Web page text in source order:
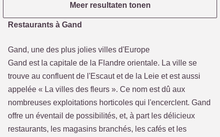
Meer resultaten tonen
Restaurants à Gand
Gand, une des plus jolies villes d'Europe
Gand est la capitale de la Flandre orientale. La ville se
trouve au confluent de l'Escaut et de la Leie et est aussi
appelée « La villes des fleurs ». Ce nom est dû aux
nombreuses exploitations horticoles qui l'encerclent. Gand
offre un éventail de possibilités, et, à part les délicieux
restaurants, les magasins branchés, les cafés et les